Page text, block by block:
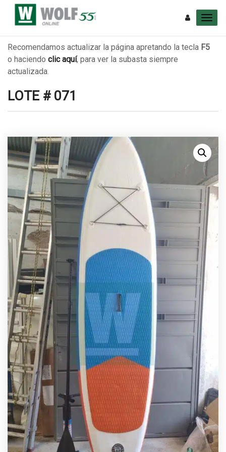
Recomendamos actualizar la página apretando la tecla F5
o haciendo clic aquí, para ver la subasta siempre
actualizada.
LOTE # 071